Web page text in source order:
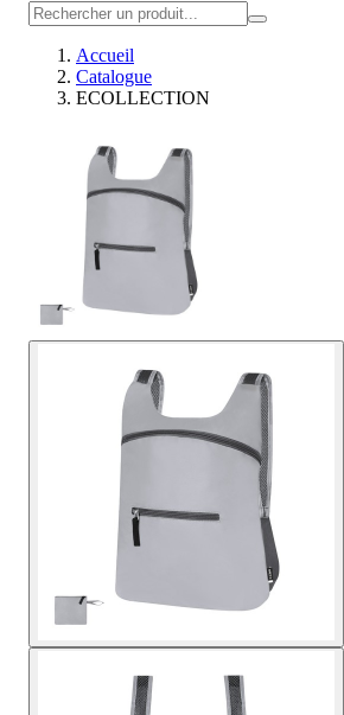
Accueil
Catalogue
ECOLLECTION